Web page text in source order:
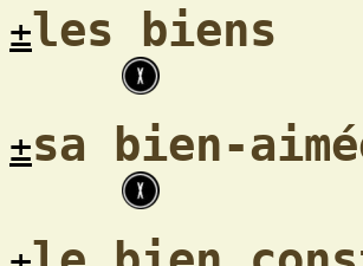
±les biens
±sa bien-